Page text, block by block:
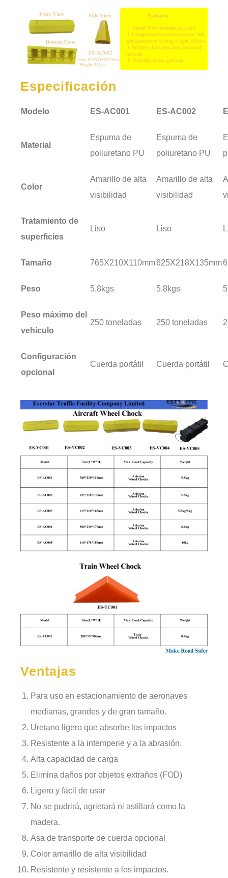
Especificación
Modelo ES-AC001 ES-AC002
Material
Espuma de
poliuretano PU
Espuma de
poliuretano PU
Color
Amarillo de alta
visibilidad
Amarillo de alta
visibilidad
Tratamiento de
superficies
Liso Liso
Tamaño 765X210X110mm625X218X135mm
Peso 5.8kgs 5.8kgs
Peso máximo del
vehículo
250 toneladas 250 toneladas
Configuración
opcional
Cuerda portátil Cuerda portátil
Ventajas
Para uso en estacionamiento de aeronaves
medianas, grandes y de gran tamaño.
Uretano ligero que absorbe los impactos
Resistente a la intemperie y a la abrasión.
Alta capacidad de carga
Elimina daños por objetos extraños (FOD)
Ligero y fácil de usar
No se pudrirá, agrietará ni astillará como la
madera.
Asa de transporte de cuerda opcional
Color amarillo de alta visibilidad
Resistente y resistente a los impactos.